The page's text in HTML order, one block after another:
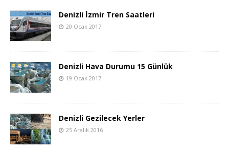
Denizli İzmir Tren Saatleri
20 Ocak 2017
Denizli Hava Durumu 15 Günlük
19 Ocak 2017
Denizli Gezilecek Yerler
25 Aralık 2016